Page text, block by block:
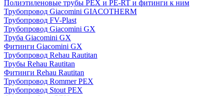
Полиэтиленовые трубы PEX и PE-RT и фитинги к ним
Трубопровод Giacomini GIACOTHERM
Трубопровод FV-Plast
Трубопровод Giacomini GX
Труба Giacomini GX
Фитинги Giacomini GX
Трубопровод Rehau Rautitan
Трубы Rehau Rautitan
Фитинги Rehau Rautitan
Трубопровод Rommer PEX
Трубопровод Stout PEX